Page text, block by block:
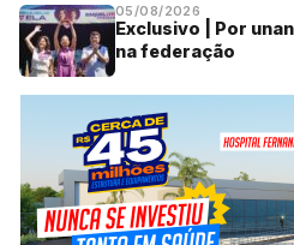
05/08/2026
Exclusivo | Por
na federação